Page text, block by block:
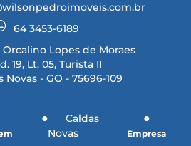
64 3453-6189
Lopes de Moraes
19, Lt. 05, Turista II
Novas - GO - 75696-109
Caldas
Novas
Empresa